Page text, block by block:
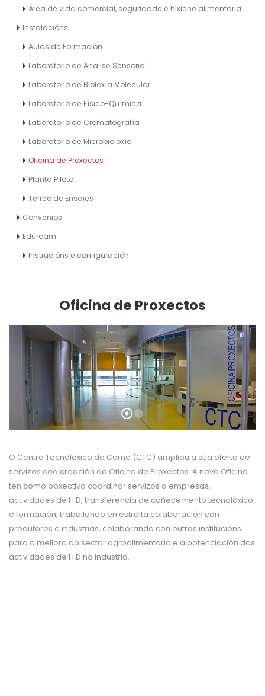
Área de vida comercial, seguridade e hixiene alimentaria
Instalacións
Aulas de Formación
Laboratorio de Análise Sensorial
Laboratorio de Bioloxía Molecular
Laboratorio de Físico-Química
Laboratorio de Cromatografía
Laboratorio de Microbioloxía
Oficina de Proxectos
Planta Piloto
Terreo de Ensaios
Convenios
Eduroam
Instrucións e configuración
Oficina de Proxectos
O Centro Tecnolóxico da Carne (CTC) ampliou a súa oferta de
servizos coa creación da Oficina de Proxectos. A nova Oficina
ten como obxectivo coordinar servizos a empresas,
actividades de I+D, transferencia de coñecemento tecnolóxico
e formación, traballando en estreita colaboración con
produtores e industrias, colaborando con outras institucións
para a mellora do sector agroalimentario e a potenciación das
actividades de I+D na industria.